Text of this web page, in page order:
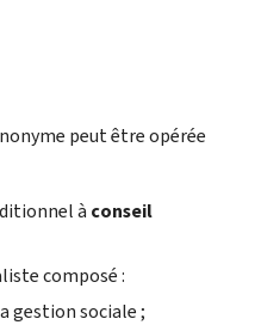
peut être opérée
à conseil
composé :
gestion sociale ;